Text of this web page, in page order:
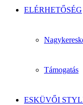
ELÉRHETŐSÉG
Támogatás
ESKÜVŐI